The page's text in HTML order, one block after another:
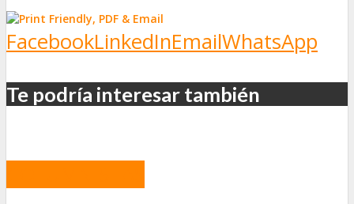
FacebookLinkedInEmailWhatsApp
Te podría interesar también